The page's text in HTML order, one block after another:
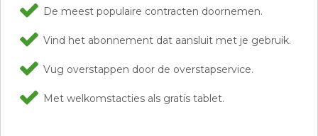
De meest populaire contracten doornemen.
Vind het abonnement dat aansluit met je gebruik.
Vug overstappen door de overstapservice.
Met welkomstacties als gratis tablet.